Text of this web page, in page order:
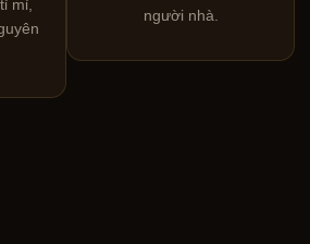
mỉ,
người nhà.